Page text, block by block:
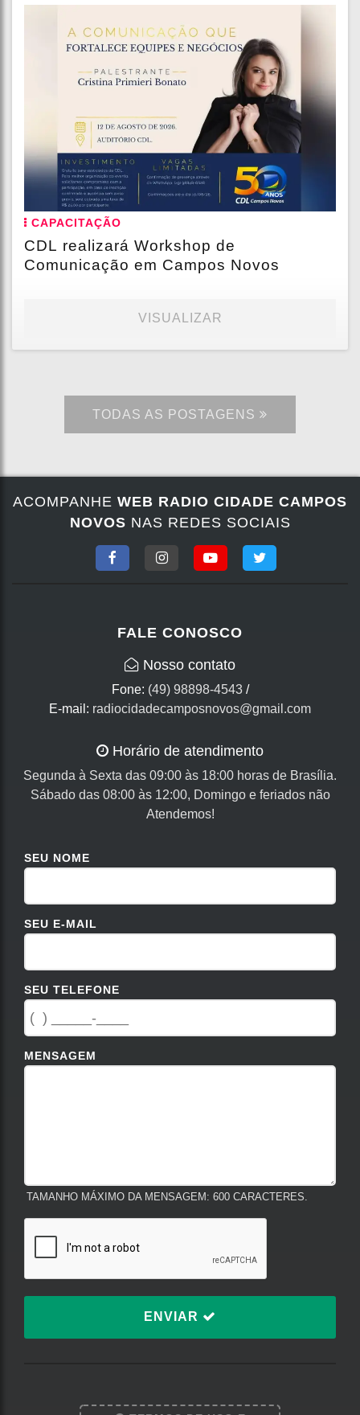
CAPACITAÇÃO
CDL realizará Workshop de
Comunicação em Campos Novos
VISUALIZAR
TODAS AS POSTAGENS
ACOMPANHE WEB RADIO CIDADE CAMPOS
NOVOS NAS REDES SOCIAIS
FALE CONOSCO
Nosso contato
Fone: (49) 98898-4543/
E-mail: radiocidadecamposnovos@gmail.com
Horário de atendimento
Segunda à Sexta das 09:00 às 18:00 horas de Brasília.
Sábado das 08:00 às 12:00, Domingo e feriados não
Atendemos!
SEU NOME
SEU E-MAIL
SEU TELEFONE
MENSAGEM
TAMANHO MÁXIMO DA MENSAGEM: 600 CARACTERES.
ENVIAR